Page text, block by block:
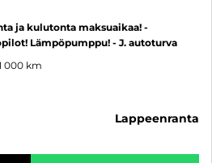
ja kulutonta maksuaikaa! -
Lämpöpumppu! - J. autoturva
000 km
lappeenranta